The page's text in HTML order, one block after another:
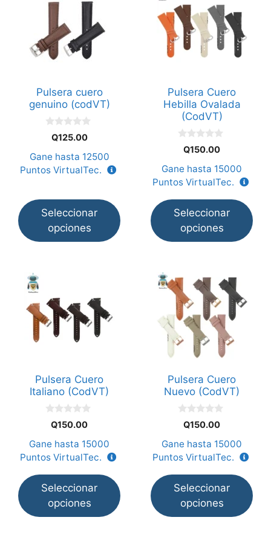
Pulsera cuero
genuino (codVT)
5
Q125.00
Gane hasta 12500
Puntos VirtualTec.
Seleccionar
opciones
producto
múltiples
variantes.
pueden
página
producto
Pulsera Cuero
Hebilla Ovalada
(CodVT)
5
Q150.00
Gane hasta 15000
Puntos VirtualTec.
Seleccionar
opciones
producto
tiene
múltiples
variantes.
pueden
página
de
producto
Pulsera Cuero
Italiano (CodVT)
5
Q150.00
Gane hasta 15000
Puntos VirtualTec.
Seleccionar
opciones
Este
producto
tiene
múltiples
variantes.
pueden
página
de
producto
Pulsera Cuero
Nuevo (CodVT)
5
Q150.00
Gane hasta 15000
Puntos VirtualTec.
Seleccionar
opciones
Este
producto
múltiples
variantes.
pueden
página
de
producto